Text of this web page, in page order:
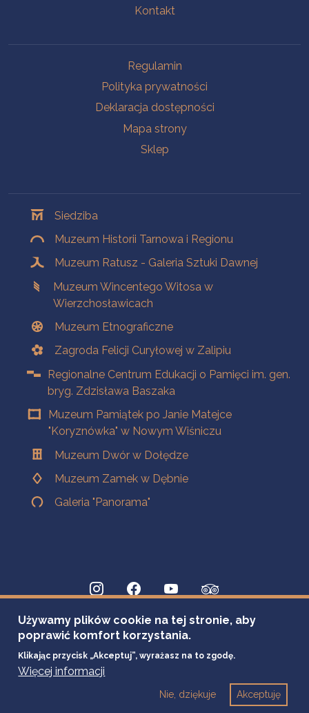
Kontakt
Regulamin
Polityka prywatności
Deklaracja dostępności
Mapa strony
Sklep
Siedziba
Muzeum Historii Tarnowa i Regionu
Muzeum Ratusz - Galeria Sztuki Dawnej
Muzeum Wincentego Witosa w
Wierzchosławicach
Muzeum Etnograficzne
Zagroda Felicji Curyłowej w Zalipiu
Regionalne Centrum Edukacji o Pamięci im. gen.
bryg. Zdzisława Baszaka
Muzeum Pamiątek po Janie Matejce
"Koryznówka" w Nowym Wiśniczu
Muzeum Dwór w Dołędze
Muzeum Zamek w Dębnie
Galeria "Panorama"
Używamy plików cookie na tej stronie, aby
poprawić komfort korzystania.
Klikając przycisk „Akceptuj”, wyrażasz na to zgodę.
Więcej informacji
Akceptuję
Nie, dziękuje